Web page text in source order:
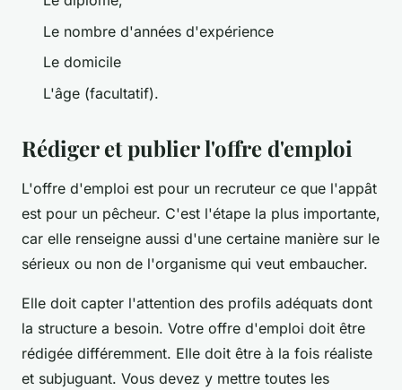
Le nombre d'années d'expérience
Le domicile
L'âge (facultatif).
Rédiger et publier l'offre d'emploi
L'offre d'emploi est pour un recruteur ce que l'appât
est pour un pêcheur. C'est l'étape la plus importante,
car elle renseigne aussi d'une certaine manière sur le
sérieux ou non de l'organisme qui veut embaucher.
Elle doit capter l'attention des profils adéquats dont
la structure a besoin. Votre offre d'emploi doit être
rédigée différemment. Elle doit être à la fois réaliste
et subjuguant. Vous devez y mettre toutes les